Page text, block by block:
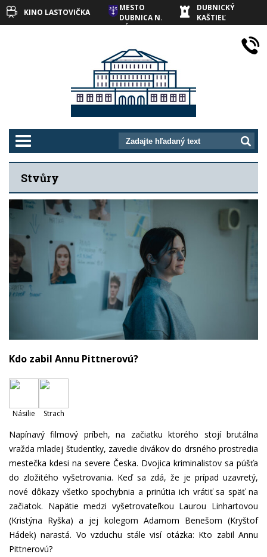
KINO LASTOVIČKA
MESTO
DUBNICA N.
VÁHOM
DUBNICKÝ
KAŠTIEĽ
prepnut_navigaciu
Stvůry
Kdo zabil Annu Pittnerovú?
Násilie Strach
Napínavý filmový príbeh, na začiatku ktorého stojí brutálna
vražda mladej študentky, zavedie divákov do drsného prostredia
mestečka kdesi na severe Česka. Dvojica kriminalistov sa púšťa
do zložitého vyšetrovania. Keď sa zdá, že je prípad uzavretý,
nové dôkazy všetko spochybnia a prinútia ich vrátiť sa späť na
začiatok. Napätie medzi vyšetrovateľkou Laurou Linhartovou
(Kristýna Ryška) a jej kolegom Adamom Benešom (Kryštof
Hádek) narastá. Vo vzduchu stále visí otázka: Kto zabil Annu
Pittnerovú?